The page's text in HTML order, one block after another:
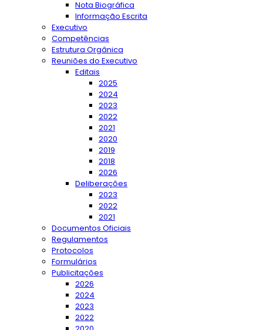
Nota Biográfica
Informação Escrita
Executivo
Competências
Estrutura Orgânica
Reuniões do Executivo
Editais
2025
2024
2023
2022
2021
2020
2019
2018
2026
Deliberações
2023
2022
2021
Documentos Oficiais
Regulamentos
Protocolos
Formulários
Publicitações
2026
2024
2023
2022